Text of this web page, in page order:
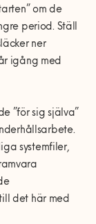
om de
period. Ställ
ner
igång med
”för sig själva”
systemfiler,
det här med